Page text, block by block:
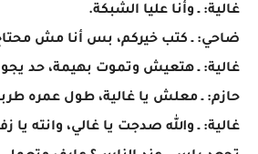
غالية: ـ وأنا عليا الشبكة.
ضاحي: ـ كتب خيركم، بس أنا مش
غالية: ـ هتعيش وتموت بهيمة، حد
حازم: ـ معلش يا غالية، طول عمره
غالية: ـ والله صدجت يا غالي، وانته يا